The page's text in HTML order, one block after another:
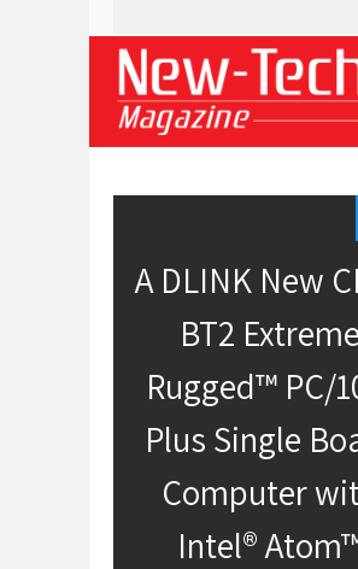
A DLINK New
BT2 Extreme
Rugged™ PC/
Plus Single
Computer
Intel®